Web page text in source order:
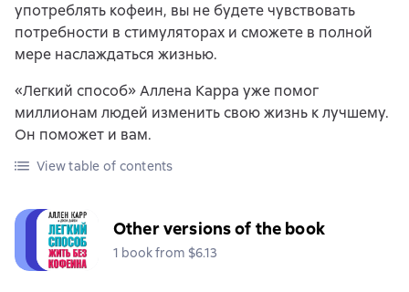
употреблять кофеин, вы не будете чувствовать
потребности в стимуляторах и сможете в полной
мере наслаждаться жизнью.
«Легкий способ» Аллена Карра уже помог
миллионам людей изменить свою жизнь к лучшему.
Он поможет и вам.
View table of contents
Other versions of the book
1 book from $6.13